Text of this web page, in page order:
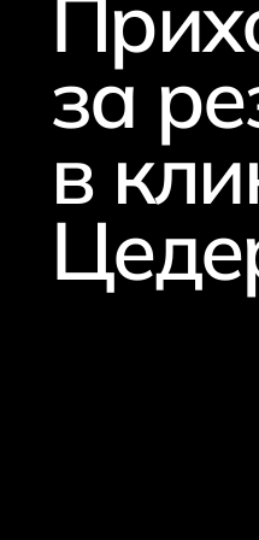
за
в